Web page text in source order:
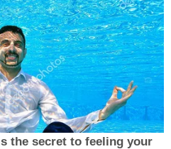
the secret to feeling your